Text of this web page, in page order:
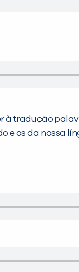
à tradução
e os da nossa